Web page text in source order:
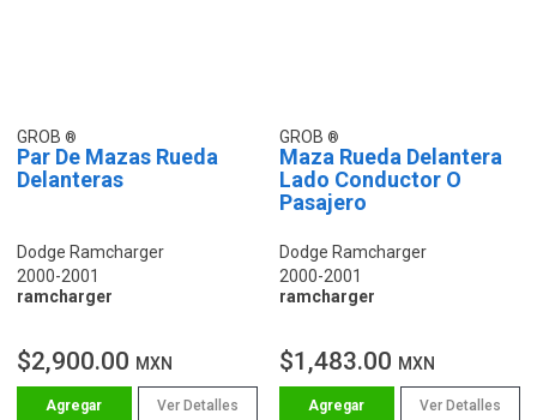
GROB
Par De Mazas Rueda
Delanteras
Dodge Ramcharger
2000-2001
ramcharger
$2,900.00 MXN
Ver Detalles
GROB
Maza Rueda Delantera
Lado Conductor O
Pasajero
Dodge Ramcharger
2000-2001
ramcharger
$1,483.00 MXN
Ver Detalles